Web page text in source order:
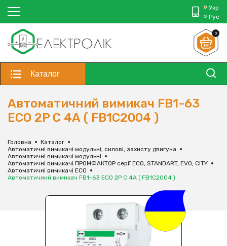
Укр
Рус
0
Каталог
Автоматичний вимикач FB1-63
ECO 2P С 4А ( FB1C2004 )
Головна
Каталог
Автоматичні вимикачі модульні, силові, захисту двигуна
Автоматичні вимикачі модульні
Автоматичні вимикачі ПРОМФАКТОР серії ECO, STANDART, EVO, CITY
Автоматичні вимикачі ECO
Автоматичний вимикач FB1-63 ECO 2P С 4А ( FB1C2004 )